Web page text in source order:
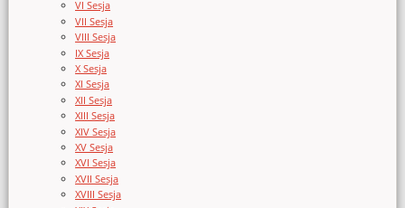
VI Sesja
VII Sesja
VIII Sesja
IX Sesja
X Sesja
XI Sesja
XII Sesja
XIII Sesja
XIV Sesja
XV Sesja
XVI Sesja
XVII Sesja
XVIII Sesja